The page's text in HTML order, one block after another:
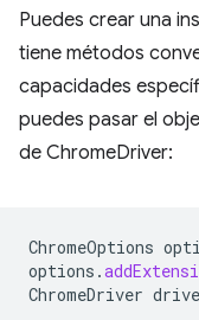
Puedes crear una
tiene métodos
capacidades
puedes pasar el
de ChromeDriver:
ChromeOptions
options .
ChromeDriver